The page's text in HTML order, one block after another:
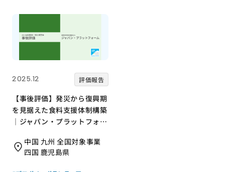
2025.12 評価報告
【事後評価】発災から復興期
を見据えた食料支援体制構築
｜ジャパン・プラットフォー
中国 九州 全国対象事業
四国 鹿児島県